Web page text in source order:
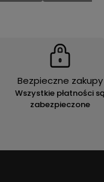
Bezpieczne zakupy
Wszystkie płatności
zabezpieczone